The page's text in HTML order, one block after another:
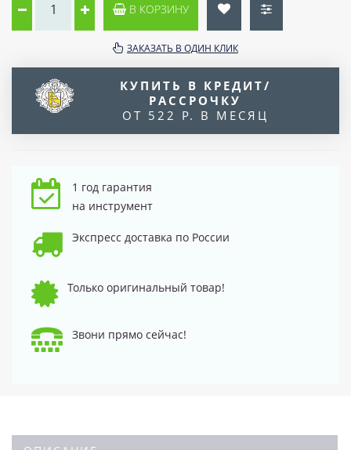
В КОРЗИНУ
ЗАКАЗАТЬ В ОДИН КЛИК
КУПИТЬ В КРЕДИТ/
РАССРОЧКУ
ОТ 522 Р. В МЕСЯЦ
1 год гарантия
на инструмент
Экспресс доставка по России
Только оригинальный товар!
Звони прямо сейчас!